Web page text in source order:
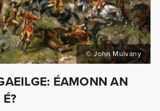
© John Mulvany
ÉAMONN AN